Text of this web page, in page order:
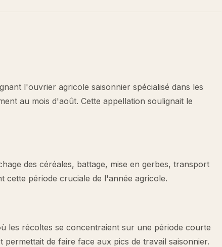
l'ouvrier agricole saisonnier spécialisé dans les
au mois d'août. Cette appellation soulignait le
des céréales, battage, mise en gerbes, transport
cette période cruciale de l'année agricole.
les récoltes se concentraient sur une période courte
de faire face aux pics de travail saisonnier.